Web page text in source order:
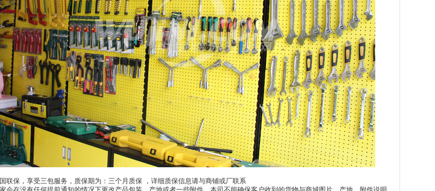
联保，享受三包服务，质保期为：三个月质保 ，详细质保信息请与商铺或厂联系